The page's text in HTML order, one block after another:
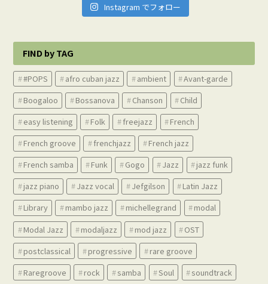
Instagram でフォロー
FIND by TAG
#POPS afro cuban jazz ambient
Avant-garde
Boogaloo
Bossanova Chanson
Child
easy listening
Folk freejazz
French
French groove
frenchjazz
French jazz
French samba
Funk Gogo Jazz
jazz funk
jazz piano
Jazz vocal Jefgilson
Latin Jazz
Library
mambo jazz michellegrand
modal
Modal Jazz
modaljazz mod jazz
OST
postclassical
progressive
rare groove
Raregroove
rock samba Soul
soundtrack